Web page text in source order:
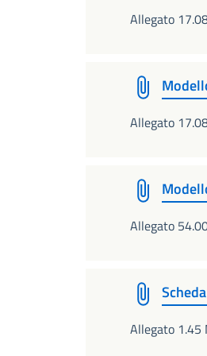
Allegato
Allegato
Allegato
Allegato 1.45